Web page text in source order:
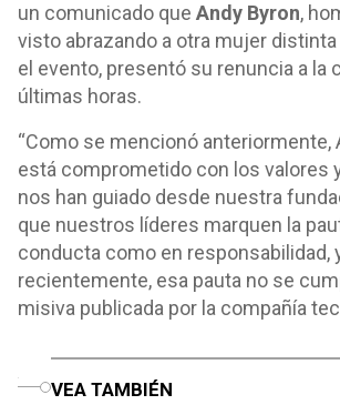
un comunicado que Andy Byron,
visto abrazando a otra mujer
el evento, presentó su renuncia a la
últimas horas.
“Como se mencionó anteriormente,
está comprometido con los valores
nos han guiado desde nuestra
que nuestros líderes marquen la
conducta como en responsabilidad,
recientemente, esa pauta no se
misiva publicada por la compañía
VEA TAMBIÉN